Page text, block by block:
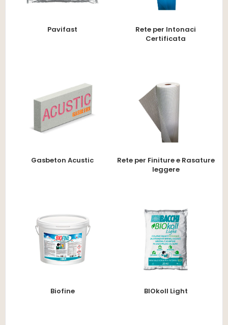
Pavifast
Rete per Intonaci
Certificata
Gasbeton Acustic
Rete per Finiture e Rasature
leggere
Biofine BIOkoll Light